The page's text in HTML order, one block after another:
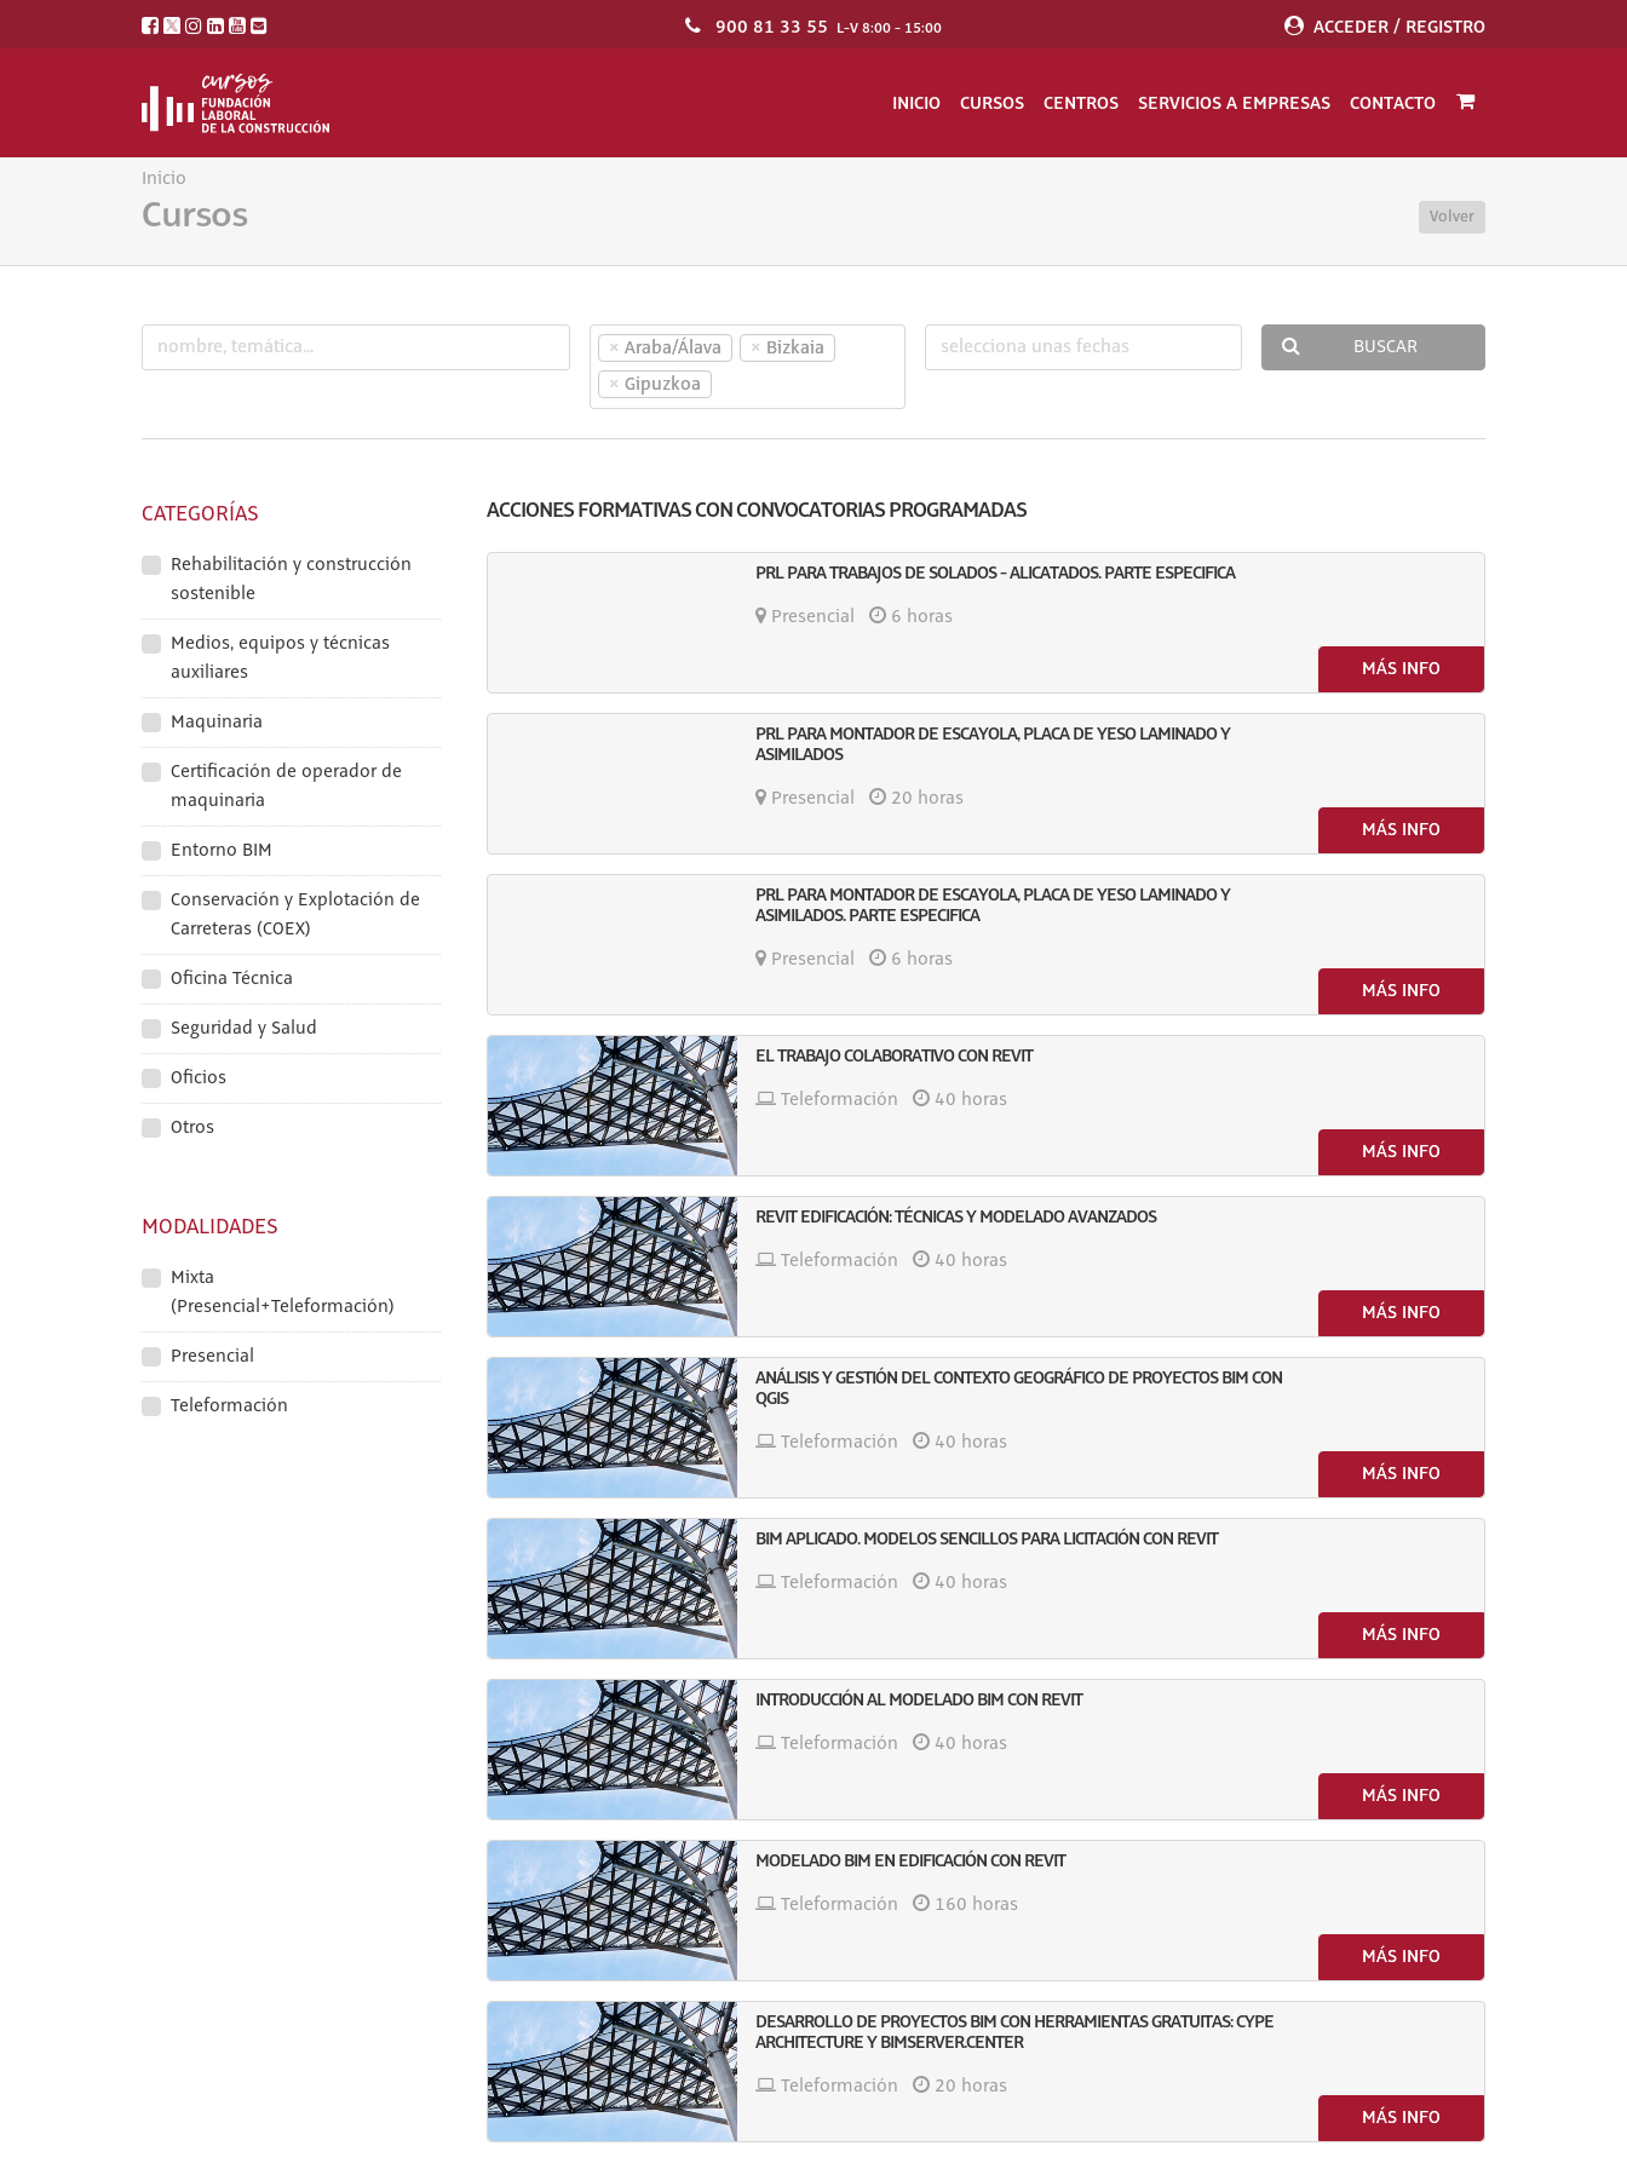
900 81 33 55 L-V 8:00 - 15:00 ACCEDER / REGISTRO
INICIO CURSOS CENTROS SERVICIOS A EMPRESAS CONTACTO
Inicio
Cursos Volver
× Araba/Álava × Bizkaia
× Gipuzkoa
BUSCAR
CATEGORÍAS
Rehabilitación y construcción
sostenible
Medios, equipos y técnicas
auxiliares
Maquinaria
Certificación de operador de
maquinaria
Entorno BIM
Conservación y Explotación de
Carreteras (COEX)
Oficina Técnica
Seguridad y Salud
Oficios
Otros
MODALIDADES
Mixta
(Presencial+Teleformación)
Presencial
Teleformación
ACCIONES FORMATIVAS CON CONVOCATORIAS PROGRAMADAS
PRL PARA TRABAJOS DE SOLADOS - ALICATADOS. PARTE ESPECIFICA
Presencial 6 horas
MÁS INFO
PRL PARA MONTADOR DE ESCAYOLA, PLACA DE YESO LAMINADO Y
ASIMILADOS
Presencial
20 horas
MÁS INFO
PRL PARA MONTADOR DE ESCAYOLA, PLACA DE YESO LAMINADO Y
ASIMILADOS. PARTE ESPECIFICA
Presencial
6 horas
MÁS INFO
EL TRABAJO COLABORATIVO CON REVIT
Teleformación 40 horas
MÁS INFO
REVIT EDIFICACIÓN: TÉCNICAS Y MODELADO AVANZADOS
Teleformación 40 horas
MÁS INFO
ANÁLISIS Y GESTIÓN DEL CONTEXTO GEOGRÁFICO DE PROYECTOS BIM CON
QGIS
Teleformación
40 horas
MÁS INFO
BIM APLICADO. MODELOS SENCILLOS PARA LICITACIÓN CON REVIT
Teleformación 40 horas
MÁS INFO
INTRODUCCIÓN AL MODELADO BIM CON REVIT
Teleformación 40 horas
MÁS INFO
MODELADO BIM EN EDIFICACIÓN CON REVIT
Teleformación 160 horas
MÁS INFO
DESARROLLO DE PROYECTOS BIM CON HERRAMIENTAS GRATUITAS: CYPE
ARCHITECTURE Y BIMSERVER.CENTER
Teleformación
20 horas
MÁS INFO